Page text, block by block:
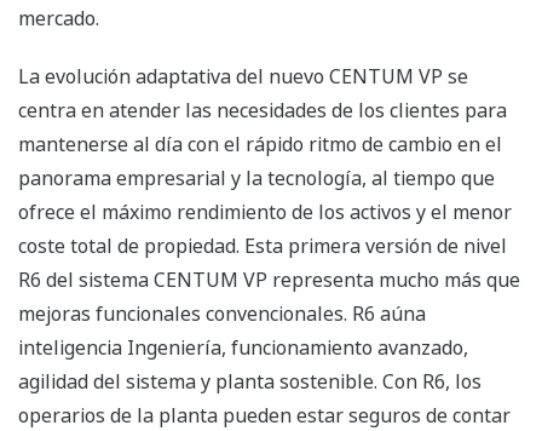
mercado.
La evolución adaptativa del nuevo CENTUM VP se
centra en atender las necesidades de los clientes para
mantenerse al día con el rápido ritmo de cambio en el
panorama empresarial y la tecnología, al tiempo que
ofrece el máximo rendimiento de los activos y el menor
coste total de propiedad. Esta primera versión de nivel
R6 del sistema CENTUM VP representa mucho más que
mejoras funcionales convencionales. R6 aúna
inteligencia Ingeniería, funcionamiento avanzado,
agilidad del sistema y planta sostenible. Con R6, los
operarios de la planta pueden estar seguros de contar